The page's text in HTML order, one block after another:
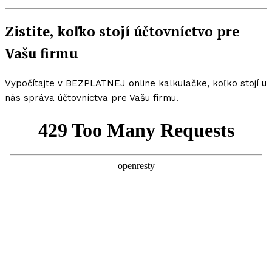
Zistite, koľko stojí účtovníctvo pre
Vašu firmu
Vypočítajte v BEZPLATNEJ online kalkulačke, koľko stojí u
nás správa účtovníctva pre Vašu firmu.